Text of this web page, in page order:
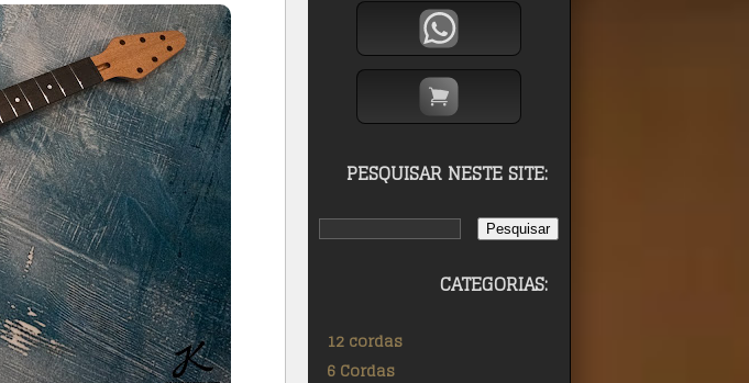
PESQUISAR NESTE SITE:
CATEGORIAS:
12 cordas
6 Cordas